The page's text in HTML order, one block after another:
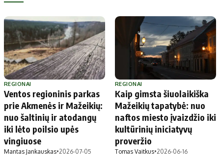
REGIONAI
Ventos regioninis parkas
prie Akmenės ir Mažeikių:
nuo šaltinių ir atodangų
iki lėto poilsio upės
vingiuose
Mantas Jankauskas•2026-07-05
REGIONAI
Kaip gimsta šiuolaikiška
Mažeikių tapatybė: nuo
naftos miesto įvaizdžio iki
kultūrinių iniciatyvų
proveržio
Tomas Vaitkus•2026-06-16